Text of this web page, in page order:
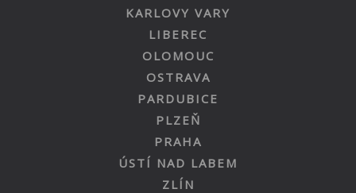
KARLOVY VARY
LIBEREC
OLOMOUC
OSTRAVA
PARDUBICE
PLZEŇ
PRAHA
ÚSTÍ NAD LABEM
ZLÍN